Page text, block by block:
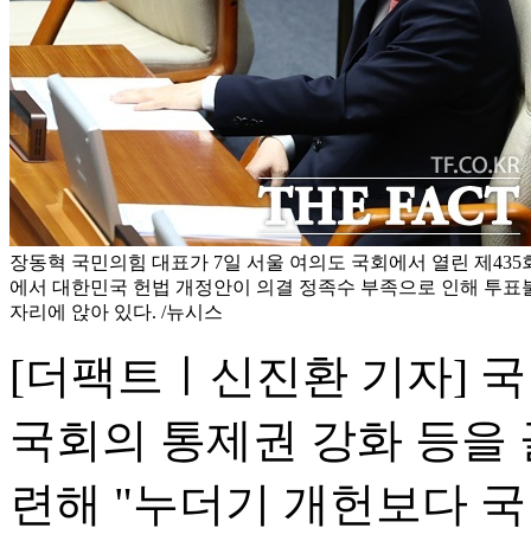
장동혁 국민의힘 대표가 7일 서울 여의도 국회에서 열린 제
에서 대한민국 헌법 개정안이 의결 정족수 부족으로 인해 투
자리에 앉아 있다. /뉴시스
[더팩트ㅣ신진환 기자]
국회의 통제권 강화 등을
련해 "누더기 개헌보다